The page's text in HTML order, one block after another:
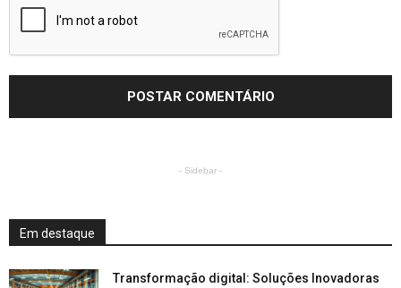
- Sidebar -
Em destaque
Transformação digital: Soluções Inovadoras